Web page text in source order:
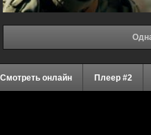
Смотреть онлайн Плеер #2